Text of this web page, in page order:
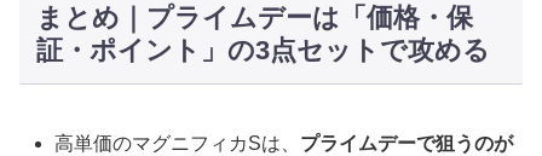
まとめ｜プライムデーは「価格・保
証・ポイント」の3点セットで攻める
高単価のマグニフィカSは、 プライムデーで狙うのが